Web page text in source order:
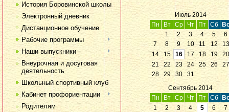
История Боровинской школы
Электронный дневник
Дистанционное обучение
Рабочие программы
Наши выпускники
Внеурочная и досуговая
деятельность
Школьный спортивный клуб
Кабинет профориентации
Родителям
Июль 2014
Пн
Вт Ср Чт Пт Сб
1
2 3 4 5
6
7
8 9 10 11 12
13
14
15 16 17 18 19
20
21
22 23 24 25 26
27
28
29 30
31
Сентябрь 2014
Пн
Вт Ср Чт Пт Сб
1
2 3 4 5 6
7